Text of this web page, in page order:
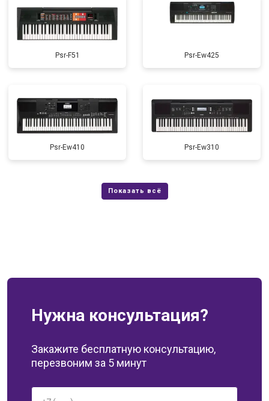
Psr-F51 Psr-Ew425
Psr-Ew410 Psr-Ew310
Нужна консультация?
Закажите бесплатную консультацию,
перезвоним за 5 минут